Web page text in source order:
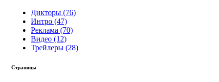
Дикторы (76)
Интро (47)
Реклама (70)
Видео (12)
Трейлеры (28)
Страницы